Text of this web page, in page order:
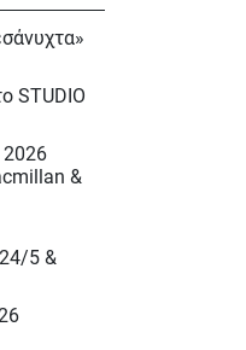
5 &
2026
– Δεκ.
STUDIO
&
5 &